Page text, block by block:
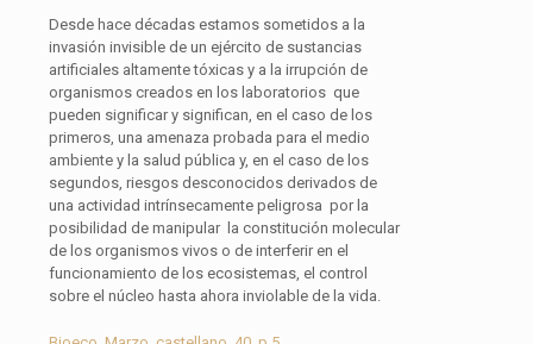
Desde hace décadas estamos sometidos a la
invasión invisible de un ejército de sustancias
artificiales altamente tóxicas y a la irrupción de
organismos creados en los laboratorios que
pueden significar y significan, en el caso de los
primeros, una amenaza probada para el medio
ambiente y la salud pública y, en el caso de los
segundos, riesgos desconocidos derivados de
una actividad intrínsecamente peligrosa por la
posibilidad de manipular la constitución molecular
de los organismos vivos o de interferir en el
funcionamiento de los ecosistemas, el control
sobre el núcleo hasta ahora inviolable de la vida.